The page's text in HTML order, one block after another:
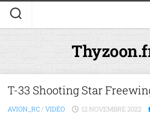
T-33 Shooting Star
AVION_RC/ VIDÉO 12 NOVEMBRE 2022